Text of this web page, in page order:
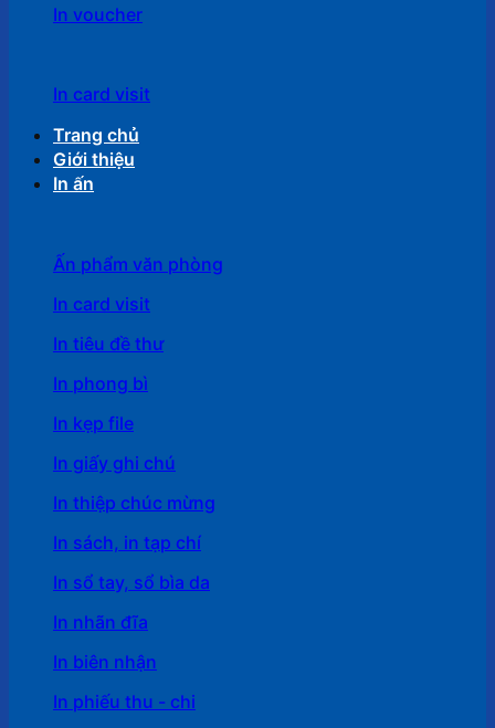
In voucher
In card visit
Trang chủ
Giới thiệu
In ấn
Ấn phẩm văn phòng
In card visit
In tiêu đề thư
In phong bì
In kẹp file
In giấy ghi chú
In thiệp chúc mừng
In sách, in tạp chí
In sổ tay, sổ bìa da
In nhãn đĩa
In biên nhận
In phiếu thu - chi